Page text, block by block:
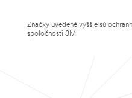
Značky uvedené vyššie sú
spoločnosti 3M.